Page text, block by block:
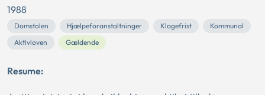
1988
Domstolen Hjælpeforanstaltninger Klagefrist
Kommunal
Aktivloven
Gældende
Resume: